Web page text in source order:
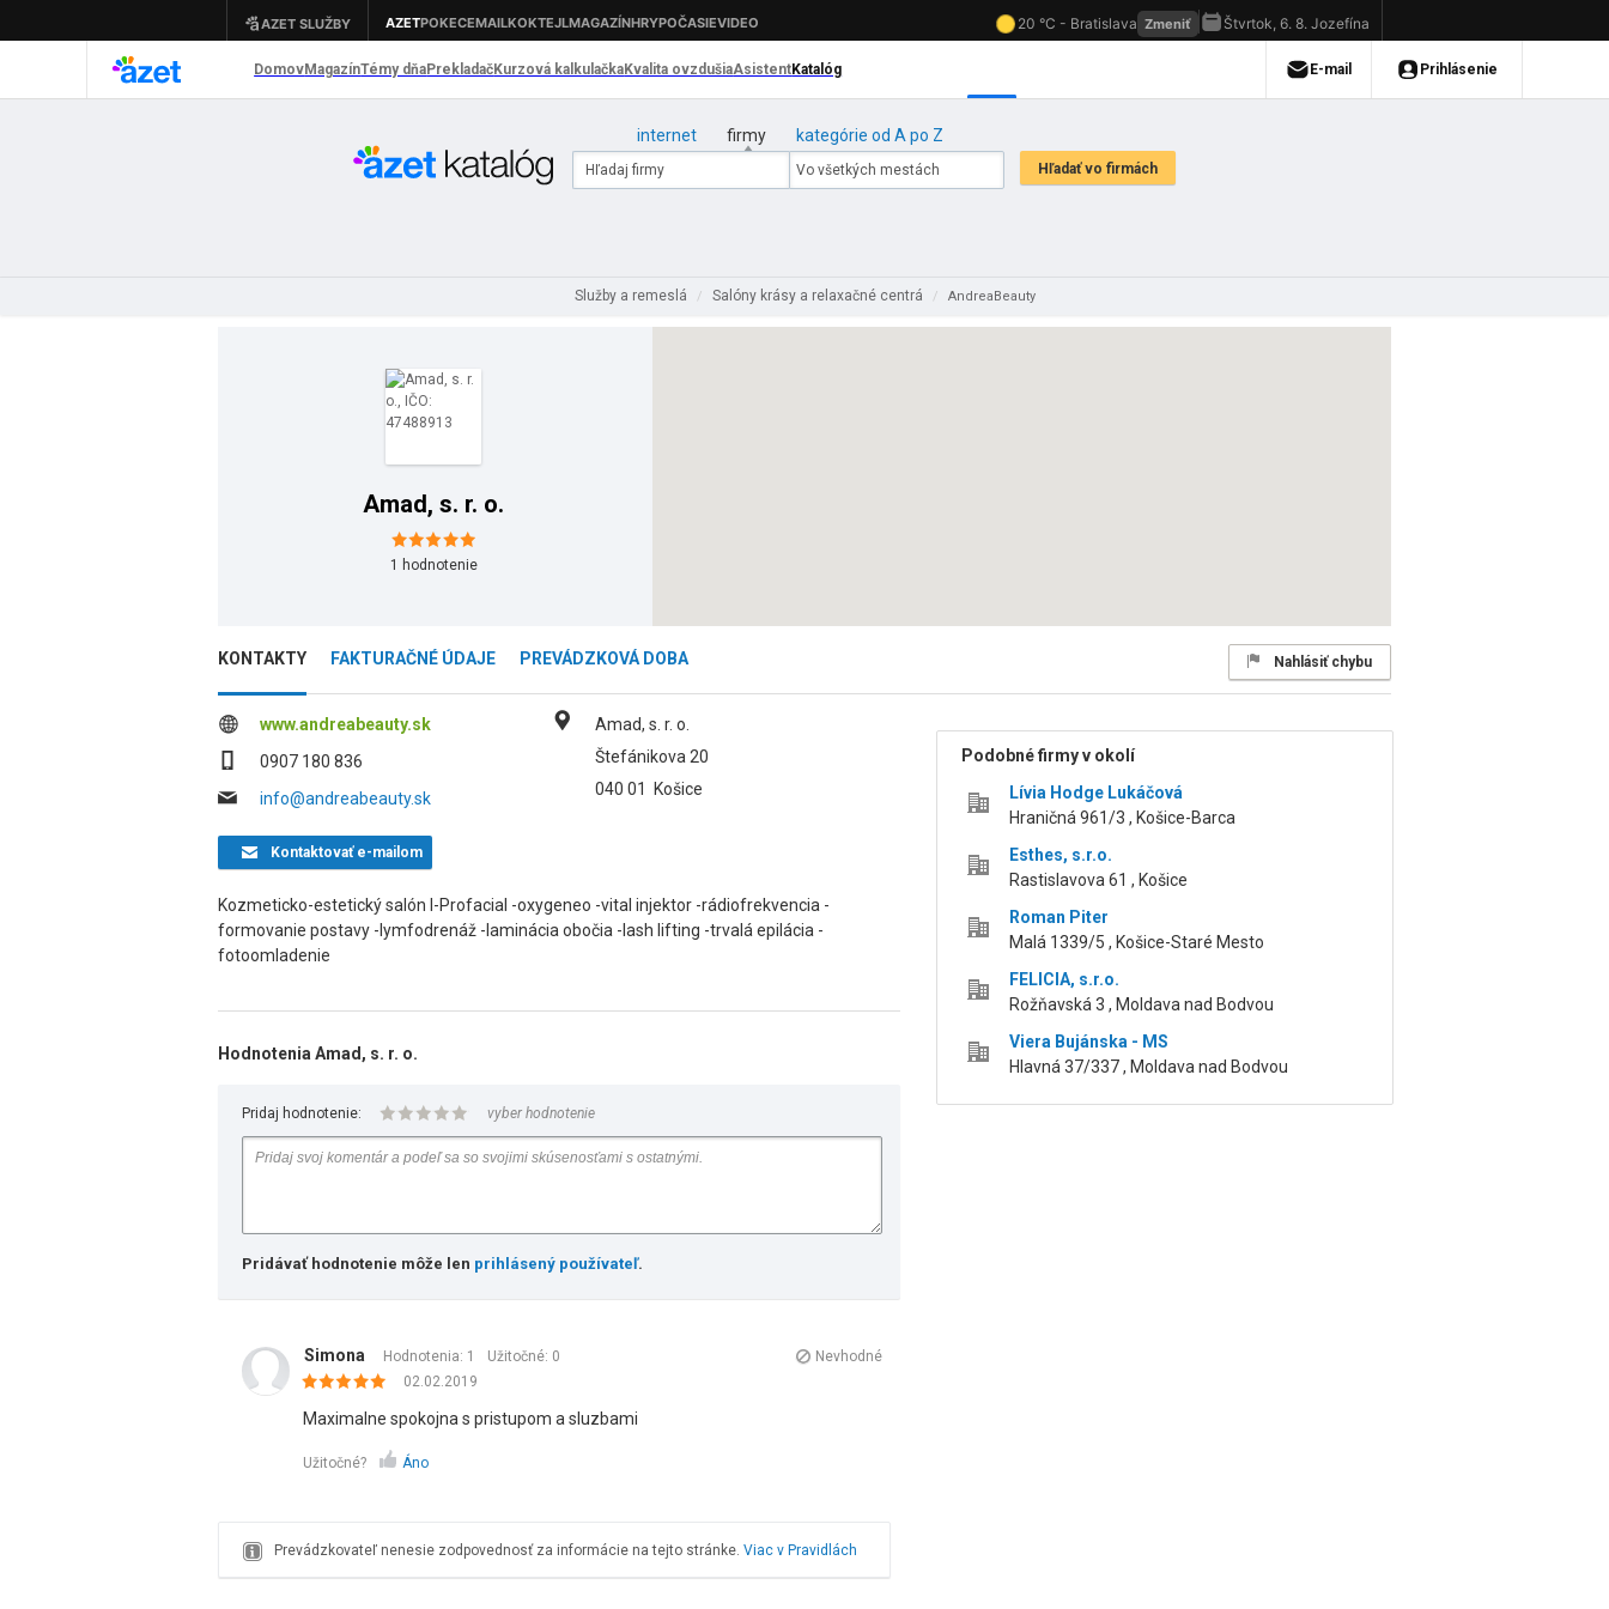
internet firmy kategórie od A po Z
Služby a remeslá / Salóny krásy a relaxačné centrá / AndreaBeauty
Amad, s. r. o.
1 hodnotenie
KONTAKTY FAKTURAČNÉ ÚDAJE PREVÁDZKOVÁ DOBA Nahlásiť chybu
www.andreabeauty.sk
0907 180 836
info@andreabeauty.sk
Amad, s. r. o.
Štefánikova 20
040 01
Košice
Kontaktovaťe-mailom
Kozmeticko-estetický salón l-Profacial -oxygeneo -vital injektor -rádiofrekvencia -
formovanie postavy -lymfodrenáž -laminácia obočia -lash lifting -trvalá epilácia -
fotoomladenie
Hodnotenia Amad, s. r. o.
Pridaj hodnotenie: vyber hodnotenie
Pridávať hodnotenie môže len prihlásený používateľ.
Simona Hodnotenia: 1 Užitočné: 0
Nevhodné
02.02.2019
Maximalne spokojna s pristupom a sluzbami
Užitočné? Áno
Prevádzkovateľ nenesie zodpovednosť za informácie na tejto stránke. Viac v Pravidlách
Podobné firmy v okolí
Lívia Hodge Lukáčová
Hraničná 961/3 , Košice-Barca
Esthes, s.r.o.
Rastislavova 61 , Košice
Roman Piter
Malá 1339/5 , Košice-Staré Mesto
FELICIA, s.r.o.
Rožňavská 3 , Moldava nad Bodvou
Viera Bujánska - MS
Hlavná 37/337 , Moldava nad Bodvou